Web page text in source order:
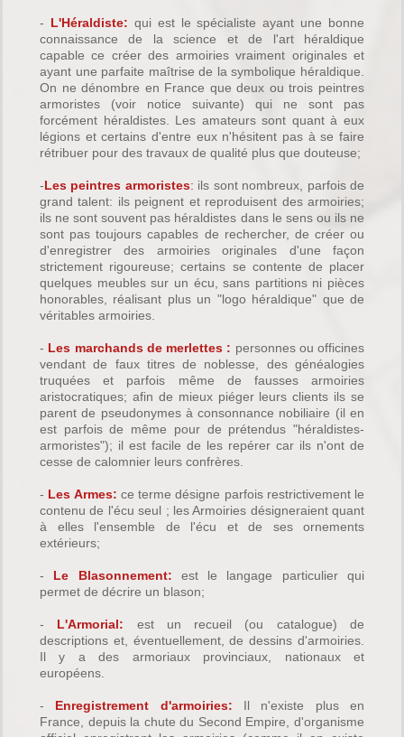
- L'Héraldiste: qui est le spécialiste ayant une bonne
connaissance de la science et de l'art héraldique
capable ce créer des armoiries vraiment originales et
ayant une parfaite maîtrise de la symbolique héraldique.
On ne dénombre en France que deux ou trois peintres
armoristes (voir notice suivante) qui ne sont pas
forcément héraldistes. Les amateurs sont quant à eux
légions et certains d'entre eux n'hésitent pas à se faire
rétribuer pour des travaux de qualité plus que douteuse;
-Les peintres armoristes: ils sont nombreux, parfois de
grand talent: ils peignent et reproduisent des armoiries;
ils ne sont souvent pas héraldistes dans le sens ou ils ne
sont pas toujours capables de rechercher, de créer ou
d'enregistrer des armoiries originales d'une façon
strictement rigoureuse; certains se contente de placer
quelques meubles sur un écu, sans partitions ni pièces
honorables, réalisant plus un "logo héraldique" que de
véritables armoiries.
- Les marchands de merlettes : personnes ou officines
vendant de faux titres de noblesse, des généalogies
truquées et parfois même de fausses armoiries
aristocratiques; afin de mieux piéger leurs clients ils se
parent de pseudonymes à consonnance nobiliaire (il en
est parfois de même pour de prétendus "héraldistes-
armoristes"); il est facile de les repérer car ils n'ont de
cesse de calomnier leurs confrères.
- Les Armes: ce terme désigne parfois restrictivement le
contenu de l'écu seul ; les Armoiries désigneraient quant
à elles l'ensemble de l'écu et de ses ornements
extérieurs;
- Le Blasonnement: est le langage particulier qui
permet de décrire un blason;
- L'Armorial: est un recueil (ou catalogue) de
descriptions et, éventuellement, de dessins d'armoiries.
Il y a des armoriaux provinciaux, nationaux et
européens.
- Enregistrement d'armoiries: Il n'existe plus en
France, depuis la chute du Second Empire, d'organisme